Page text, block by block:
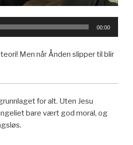
00:00
Men når Ånden slipper til blir
for alt. Uten Jesu
bare vært god moral, og